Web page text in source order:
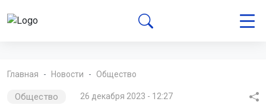
Главная Новости Общество
Общество 26 декабря 2023 - 12:27